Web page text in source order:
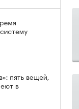
пять вещей,
в